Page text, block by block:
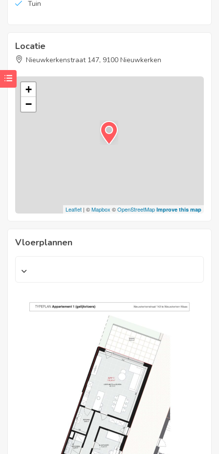
Tuin
Locatie
Nieuwkerkenstraat 147, 9100 Nieuwkerken
+
−
Leaflet | ©Mapbox ©OpenStreetMap Improve this map
Vloerplannen